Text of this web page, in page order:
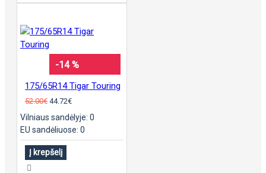
-14 %
175/65R14 Tigar Touring
52.00€ 44.72€
Vilniaus sandėlyje: 0
EU sandėliuose: 0
Į krepšelį